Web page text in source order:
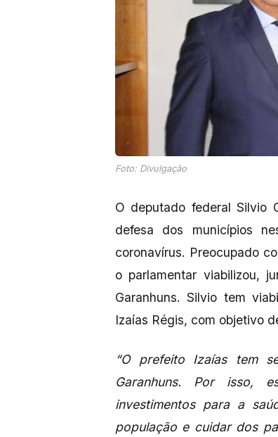
Foto: Divulgação
O deputado federal Silvio
defesa dos municípios
coronavírus. Preocupado
o parlamentar viabilizou,
Garanhuns. Silvio tem
Izaías Régis, com objetivo
“O prefeito Izaías tem
Garanhuns. Por isso,
investimentos para a
população e cuidar dos